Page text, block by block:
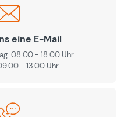
eine E-Mail
08:00 - 18:00 Uhr
- 13.00 Uhr